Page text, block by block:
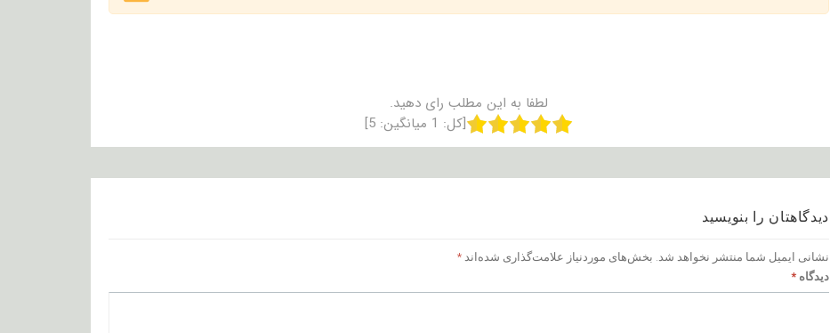
لطفا به این مطلب رای دهید.
[کل: 1 میانگین: 5
]
دیدگاهتان را بنویسید
نشانی ایمیل شما منتشر نخواهد شد. بخش‌های موردنیاز علامت‌گذاری شده‌اند *
دیدگاه *